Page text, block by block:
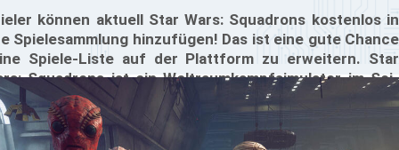
können aktuell Star Wars: Squadrons kostenlos in
Spielesammlung hinzufügen! Das ist eine gute Chance
Spiele-Liste auf der Plattform zu erweitern. Star
Squadrons ist ein Weltraumkampfsimulator im Sci-
Es gibt Einzelspieler-Kampagnenmodus und
Mehrspielermodus. Und am Ende gilt doch: Haben ist
besser als brauchen, nicht wahr?